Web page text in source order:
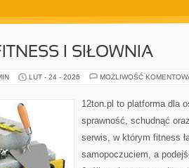
I SIŁOWNIA
LUT - 24 - 2026 MOŻLIWOŚĆ
12ton.pl to platforma dla
sprawność, schudnąć
serwis, w którym fitness
samopoczuciem, a